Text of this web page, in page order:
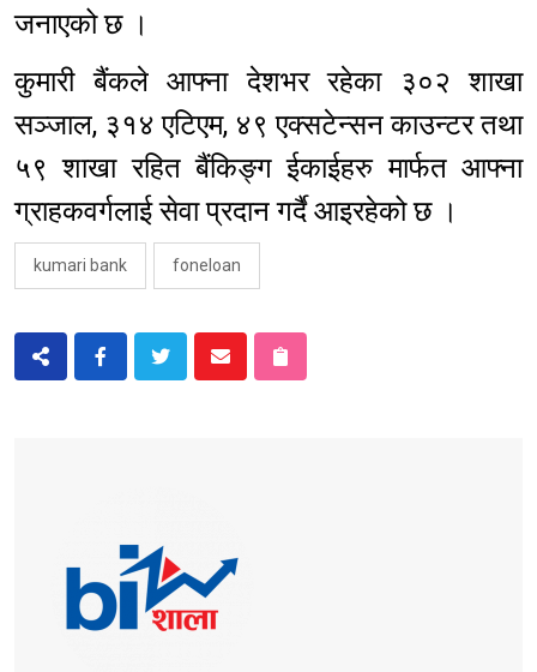
जनाएको छ ।
कुमारी बैंकले आफ्ना देशभर रहेका ३०२ शाखा
सञ्जाल, ३१४ एटिएम, ४९ एक्सटेन्सन काउन्टर तथा
५९ शाखा रहित बैंकिङ्ग ईकाईहरु मार्फत आफ्ना
ग्राहकवर्गलाई सेवा प्रदान गर्दै आइरहेको छ ।
kumari bank foneloan